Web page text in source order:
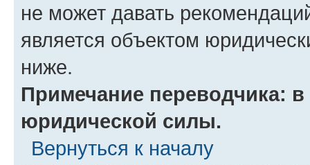
не может давать
является объектом
ниже.
Примечание переводчика:
юридической силы.
Вернуться к началу